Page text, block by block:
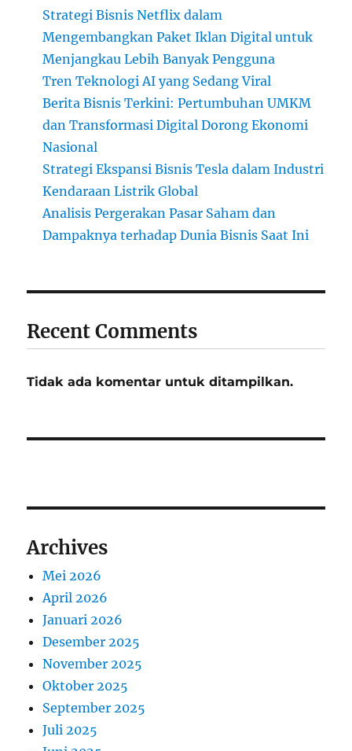
Strategi Bisnis Netflix dalam
Mengembangkan Paket Iklan Digital untuk
Menjangkau Lebih Banyak Pengguna
Tren Teknologi AI yang Sedang Viral
Berita Bisnis Terkini: Pertumbuhan UMKM
dan Transformasi Digital Dorong Ekonomi
Nasional
Strategi Ekspansi Bisnis Tesla dalam Industri
Kendaraan Listrik Global
Analisis Pergerakan Pasar Saham dan
Dampaknya terhadap Dunia Bisnis Saat Ini
Recent Comments
Tidak ada komentar untuk ditampilkan.
Archives
Mei 2026
April 2026
Januari 2026
Desember 2025
November 2025
Oktober 2025
September 2025
Juli 2025